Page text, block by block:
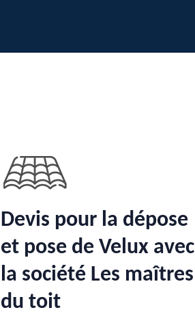
Devis pour la dépose
et pose de Velux avec
la société Les maîtres
du toit